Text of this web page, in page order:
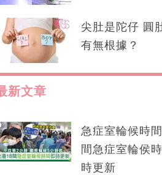
尖肚是陀仔 圓
有無根據？
新文章
急症室輪候時
間急症室輪侯
時更新